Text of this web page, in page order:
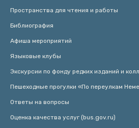
Пространства для чтения и работы
Библиография
Афиша мероприятий
Языковые клубы
Экскурсии по фонду редких изданий и
Пешеходные прогулки «По переулкам
Ответы на вопросы
Оценка качества услуг (bus.gov.ru)